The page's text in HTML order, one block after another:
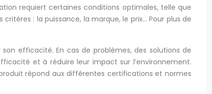
requiert certaines conditions optimales, telle que
: la puissance, la marque, le prix… Pour plus de
efficacité. En cas de problèmes, des solutions de
et à réduire leur impact sur l’environnement.
répond aux différentes certifications et normes